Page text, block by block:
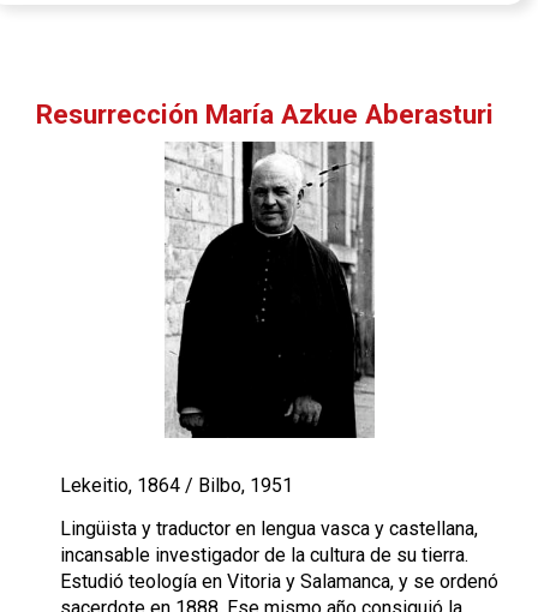
Resurrección María Azkue Aberasturi
Lekeitio, 1864 / Bilbo, 1951
Lingüista y traductor en lengua vasca y castellana,
incansable investigador de la cultura de su tierra.
Estudió teología en Vitoria y Salamanca, y se ordenó